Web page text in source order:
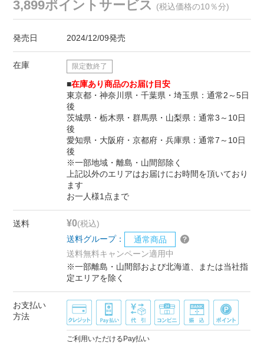
3,899ポイントサービス (税込価格の10％分)
発売日 2024/12/09発売
在庫 限定数終了
■在庫あり商品のお届け目安
東京都・神奈川県・千葉県・埼玉県：通常2～5日
後
茨城県・栃木県・群馬県・山梨県：通常3～10日
後
愛知県・大阪府・京都府・兵庫県：通常7～10日
後
※一部地域・離島・山間部除く
上記以外のエリアはお届けにお時間を頂いており
ます
お一人様1点まで
送料 ¥0(税込)
送料グループ：
通常商品
送料無料キャンペーン適用中
※一部離島・山間部および北海道、または当社指
定エリアを除く
お支払い
方法
ご利用いただけるPay払い